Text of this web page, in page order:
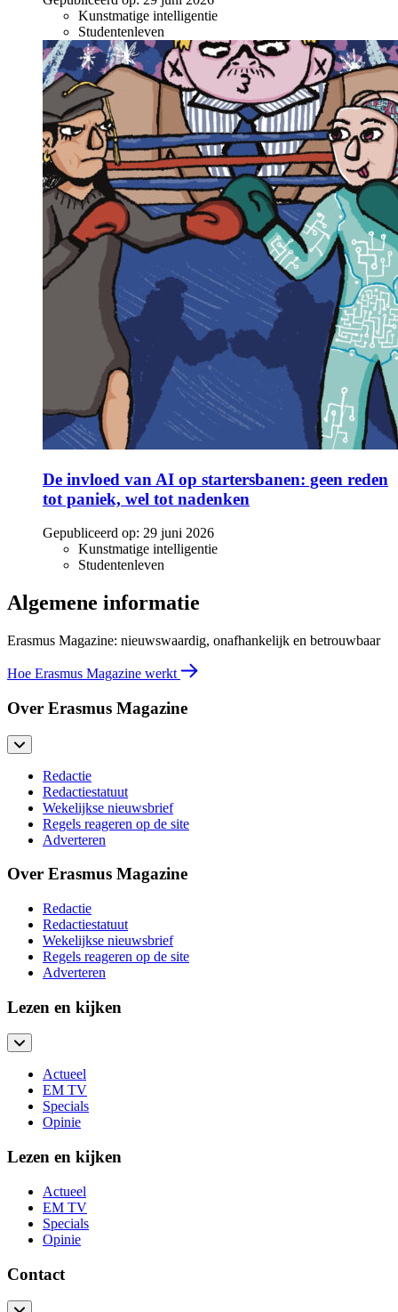
Kunstmatige intelligentie
Studentenleven
De invloed van AI op startersbanen: geen reden
tot paniek, wel tot nadenken
Gepubliceerd op: 29 juni 2026
Kunstmatige intelligentie
Studentenleven
Algemene informatie
Erasmus Magazine: nieuwswaardig, onafhankelijk en betrouwbaar
Hoe Erasmus Magazine werkt
Over Erasmus Magazine
Redactie
Redactiestatuut
Wekelijkse nieuwsbrief
Regels reageren op de site
Adverteren
Over Erasmus Magazine
Redactie
Redactiestatuut
Wekelijkse nieuwsbrief
Regels reageren op de site
Adverteren
Lezen en kijken
Actueel
EM TV
Specials
Opinie
Lezen en kijken
Actueel
EM TV
Specials
Opinie
Contact